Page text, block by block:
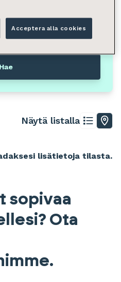
katuosoitteen tai
Hae
Näytä listalla
lisätietoja tilasta.
sopivaa
Ota
Acceptera alla cookies